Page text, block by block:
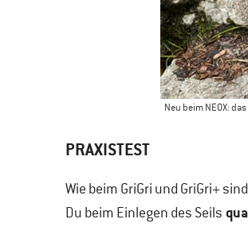
Neu beim NEOX:
PRAXISTEST
Wie beim GriGri und GriGri+
Du beim Einlegen des Seils